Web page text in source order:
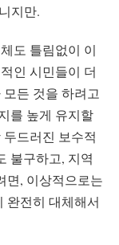
지만.
도 틀림없이 이
인 시민들이 더
든 것을 하려고
를 높게 유지할
드러진 보수적
불구하고, 지역
면, 이상적으로는
완전히 대체해서